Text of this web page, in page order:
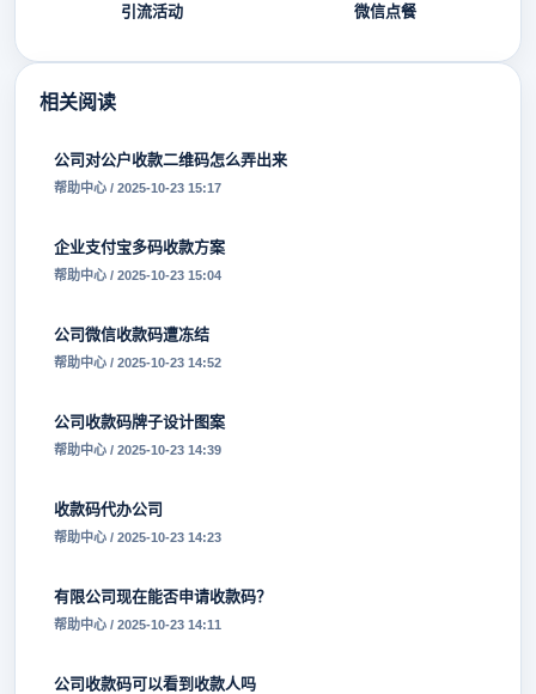
引流活动 微信点餐
相关阅读
公司对公户收款二维码怎么弄出来
帮助中心 / 2025-10-23 15:17
企业支付宝多码收款方案
帮助中心 / 2025-10-23 15:04
公司微信收款码遭冻结
帮助中心 / 2025-10-23 14:52
公司收款码牌子设计图案
帮助中心 / 2025-10-23 14:39
收款码代办公司
帮助中心 / 2025-10-23 14:23
有限公司现在能否申请收款码？
帮助中心 / 2025-10-23 14:11
公司收款码可以看到收款人吗